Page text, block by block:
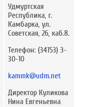
Удмуртская
Республика, г.
Камбарка, ул.
Советская, 26, каб.8.
Телефон: (34153) 3-
30-10
kammk@udm.net
Директор Куликова
Нина Евгеньевна